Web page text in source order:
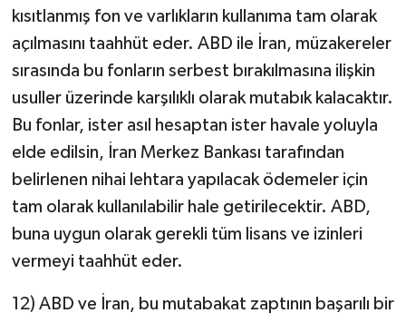
kısıtlanmış fon ve varlıkların kullanıma tam olarak
açılmasını taahhüt eder. ABD ile İran, müzakereler
sırasında bu fonların serbest bırakılmasına ilişkin
usuller üzerinde karşılıklı olarak mutabık kalacaktır.
Bu fonlar, ister asıl hesaptan ister havale yoluyla
elde edilsin, İran Merkez Bankası tarafından
belirlenen nihai lehtara yapılacak ödemeler için
tam olarak kullanılabilir hale getirilecektir. ABD,
buna uygun olarak gerekli tüm lisans ve izinleri
vermeyi taahhüt eder.
12) ABD ve İran, bu mutabakat zaptının başarılı bir